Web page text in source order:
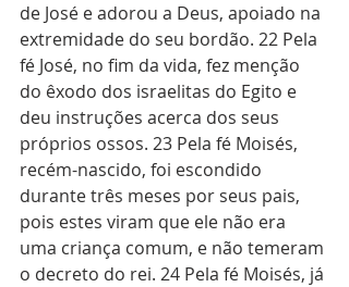
de José e adorou a Deus, apoiado na
extremidade do seu bordão. 22 Pela
fé José, no fim da vida, fez menção
do êxodo dos israelitas do Egito e
deu instruções acerca dos seus
próprios ossos. 23 Pela fé Moisés,
recém-nascido, foi escondido
durante três meses por seus pais,
pois estes viram que ele não era
uma criança comum, e não temeram
o decreto do rei. 24 Pela fé Moisés, já